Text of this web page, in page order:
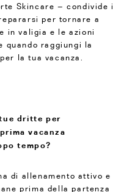
Skincare – condivide i
per tornare a
in valigia e le azioni
quando raggiungi la
la tua vacanza.
dritte per
vacanza
tempo?
di allenamento attivo e
prima della partenza